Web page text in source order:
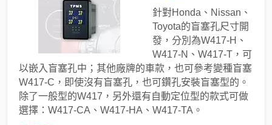
針對Honda、Nissan、
Toyota的盲塞孔尺寸開
發，分別為W417-H、
W417-N、W417-T，可
以嵌入盲塞孔中；其他廠牌的車款，也可參考變種盲塞
W417-C，即使沒有盲塞孔，也可鑽孔安裝盲塞型的。
除了一般型的W417，另外還有自動定位型的款式可做
選擇：W417-CA、W417-HA、W417-TA。